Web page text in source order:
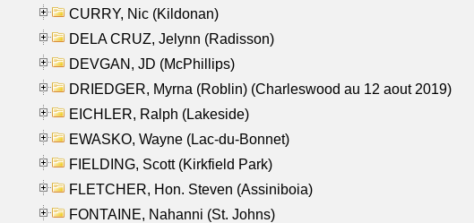
CURRY, Nic (Kildonan)
DELA CRUZ, Jelynn (Radisson)
DEVGAN, JD (McPhillips)
DRIEDGER, Myrna (Roblin) (Charleswood au 12 aout 2019)
EICHLER, Ralph (Lakeside)
EWASKO, Wayne (Lac-du-Bonnet)
FIELDING, Scott (Kirkfield Park)
FLETCHER, Hon. Steven (Assiniboia)
FONTAINE, Nahanni (St. Johns)